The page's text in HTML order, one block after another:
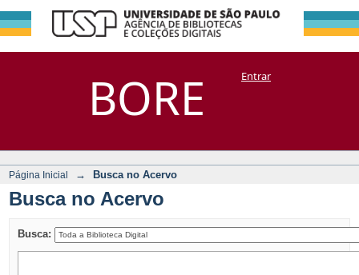
BORE
Busca no Acervo
DSpace/Manakin + CoriscoEntrar
Página Inicial → Busca no Acervo
Busca no Acervo
Busca: